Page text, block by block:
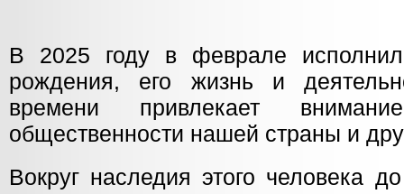
В 2025 году в феврале
рождения, его жизнь и
времени привлекает
общественности нашей страны и
Вокруг наследия этого человека